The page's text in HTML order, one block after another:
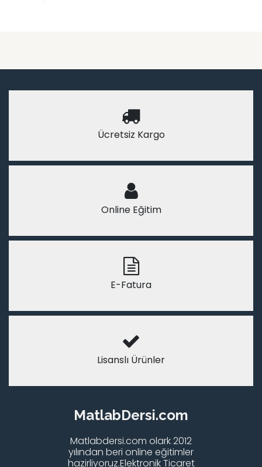
Ücretsiz Kargo
Online Eğitim
E-Fatura
Lisanslı Ürünler
MatlabDersi.com
Matlabdersi.com olark 2012
yılından beri online eğitimler
hazirliyoruz.Elektronik Ticaret